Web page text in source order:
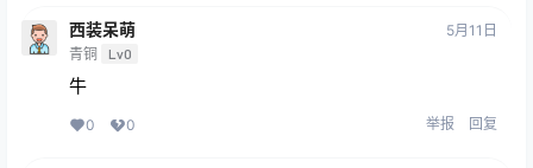
西装呆萌
青铜 Lv0
5月11日
牛
0 0 举报 回复